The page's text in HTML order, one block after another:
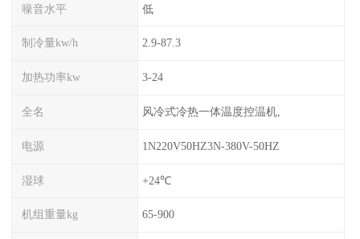
噪音水平 低
制冷量kw/h 2.9-87.3
加热功率kw 3-24
全名 风冷式冷热一体温度控温机,
电源 1N220V50HZ3N-380V-50HZ
湿球 +24℃
机组重量kg 65-900